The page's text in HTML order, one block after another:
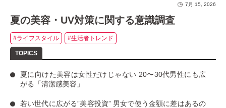
7月 15, 2026
夏の美容・UV対策に関する意識調査
#ライフスタイル #生活者トレンド
夏に向けた美容は女性だけじゃない 20〜30代男性にも広
がる「清潔感美容」
若い世代に広がる”美容投資” 男女で使う金額に差はあるの